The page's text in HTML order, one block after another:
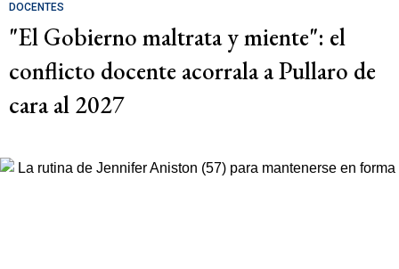
DOCENTES
"El Gobierno maltrata y miente": el
conflicto docente acorrala a Pullaro de
cara al 2027